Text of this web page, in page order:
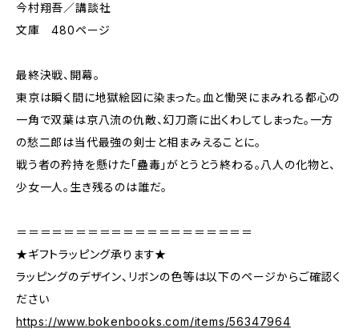
今村翔吾／講談社
文庫 480ページ
最終決戦、開幕。
東京は瞬く間に地獄絵図に染まった。血と慟哭にまみれる都心の
一角で双葉は京八流の仇敵、幻刀斎に出くわしてしまった。一方
の愁二郎は当代最強の剣士と相まみえることに。
戦う者の矜持を懸けた「蠱毒」がとうとう終わる。八人の化物と、
少女一人。生き残るのは誰だ。
＝＝＝＝＝＝＝＝＝＝＝＝＝＝＝＝＝＝＝＝
★ギフトラッピング承ります★
ラッピングのデザイン、リボンの色等は以下のページからご確認く
ださい
https://www.bokenbooks.com/items/56347964